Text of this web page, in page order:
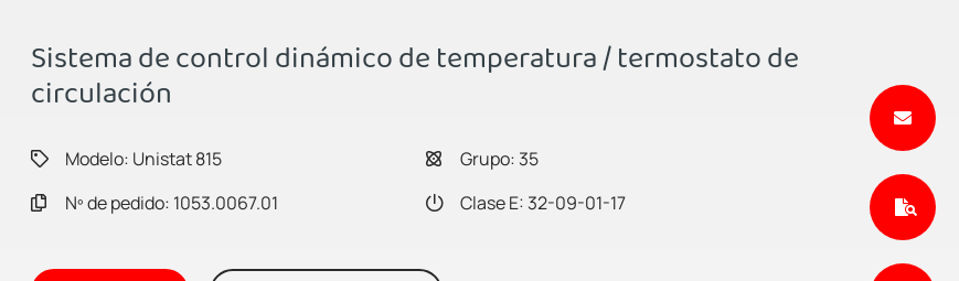
Sistema de control dinámico de temperatura / termostato de
circulación
Modelo: Unistat 815
Grupo: 35
Nº de pedido: 1053.0067.01
Clase E: 32-09-01-17